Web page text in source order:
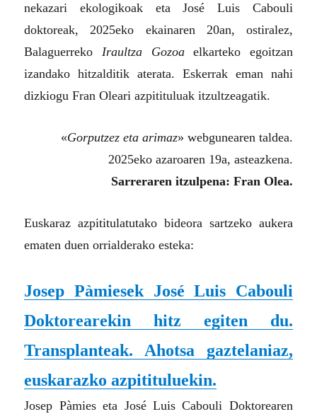
nekazari ekologikoak eta José Luis Cabouli
doktoreak, 2025eko ekainaren 20an, ostiralez,
Balaguerreko Iraultza Gozoaelkarteko egoitzan
izandako hitzalditik aterata. Eskerrak eman nahi
dizkiogu Fran Oleari azpitituluak itzultzeagatik.
«Gorputzez eta arimaz» webgunearen taldea.
2025eko azaroaren 19a, asteazkena.
Sarreraren itzulpena: Fran Olea.
Euskaraz azpititulatutako bideora sartzeko aukera
ematen duen orrialderako esteka:
Josep Pàmiesek José Luis Cabouli
Doktorearekin hitz egiten du.
Transplanteak. Ahotsa gaztelaniaz,
euskarazko azpitituluekin.
Josep Pàmies eta José Luis Cabouli Doktorearen